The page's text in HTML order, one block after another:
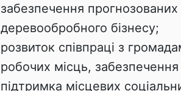
забезпечення
деревообробного бізнесу;
розвиток співпраці з
робочих місць,
підтримка місцевих